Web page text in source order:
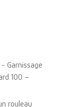
Garnissage
100 –
rouleau